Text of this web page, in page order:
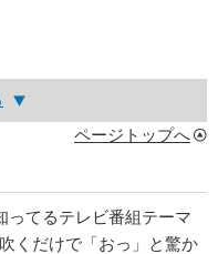
ページトップへ
ってるテレビ番組テーマ
くだけで「おっ」と驚か